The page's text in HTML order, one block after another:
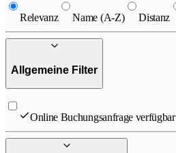
Relevanz Name (A-Z) Distanz
Allgemeine Filter
Online Buchungsanfrage verfügbar